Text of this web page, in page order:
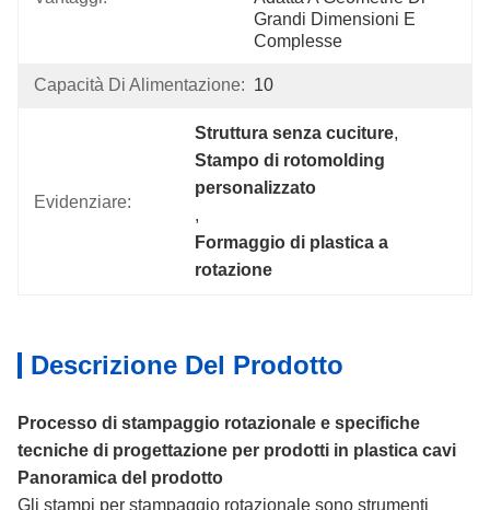
Grandi Dimensioni E
Complesse
Capacità Di Alimentazione: 10
Evidenziare:
Struttura senza cuciture,
Stampo di rotomolding
personalizzato
,
Formaggio di plastica a
rotazione
Descrizione Del Prodotto
Processo di stampaggio rotazionale e specifiche
tecniche di progettazione per prodotti in plastica cavi
Panoramica del prodotto
Gli stampi per stampaggio rotazionale sono strumenti